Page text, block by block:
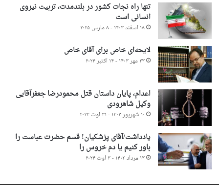
تنها راه نجات کشور در بلندمدت، تربیت نیروی
انسانی است
۱۸ اسفند ۱۴۰۳ - ۸ مارس ۲۰۲۵
لایحه‌ای خاص برای آقای خاص
۲۳ مهر ۱۴۰۳ - ۱۴ اکتبر ۲۰۲۴
اعدام، پایان داستان قتل محمودرضا جعفرآقایی
وکیل شاهرودی
۱۰ شهریور ۱۴۰۳ - ۳۱ اوت ۲۰۲۴
یادداشت/آقای پزشکیان! قسم حضرت عباست را
باور کنیم یا دم خروس را
۱۳ مرداد ۱۴۰۳ - ۳ اوت ۲۰۲۴